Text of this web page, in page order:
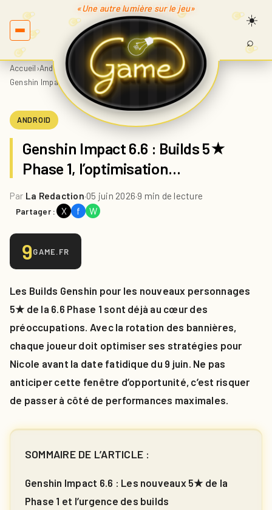
«Une autre lumière sur le jeu»
⌕
Accueil›Android›
Genshin Impact 6.6 : Builds 5★ Phase 1, l’optimisation…
ANDROID
Genshin Impact 6.6 : Builds 5★
Phase 1, l’optimisation…
Par La Redaction·05 juin 2026·9 min de lecture
Partager : X f W
9GAME.FR
Les Builds Genshin pour les nouveaux personnages
5★ de la 6.6 Phase 1 sont déjà au cœur des
préoccupations. Avec la rotation des bannières,
chaque joueur doit optimiser ses stratégies pour
Nicole avant la date fatidique du 9 juin. Ne pas
anticiper cette fenêtre d’opportunité, c’est risquer
de passer à côté de performances maximales.
SOMMAIRE DE L’ARTICLE :
Genshin Impact 6.6 : Les nouveaux 5★ de la
Phase 1 et l’urgence des builds